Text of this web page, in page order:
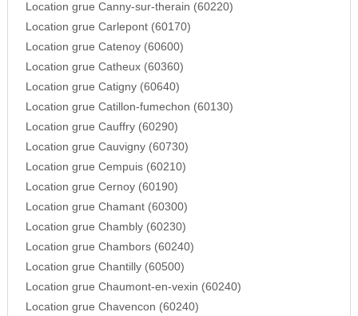
Location grue Canny-sur-therain (60220)
Location grue Carlepont (60170)
Location grue Catenoy (60600)
Location grue Catheux (60360)
Location grue Catigny (60640)
Location grue Catillon-fumechon (60130)
Location grue Cauffry (60290)
Location grue Cauvigny (60730)
Location grue Cempuis (60210)
Location grue Cernoy (60190)
Location grue Chamant (60300)
Location grue Chambly (60230)
Location grue Chambors (60240)
Location grue Chantilly (60500)
Location grue Chaumont-en-vexin (60240)
Location grue Chavencon (60240)